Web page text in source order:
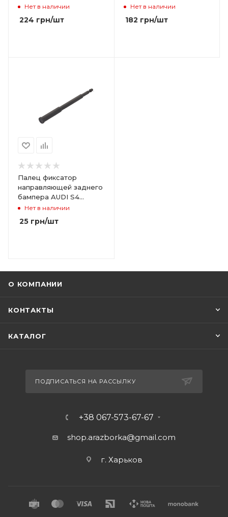
Нет в наличии
224 грн/шт
A4/A5 S4/S5
8W0907739
Нет в наличии
182 грн/шт
Палец фиксатор
направляющей заднего
бампера AUDI S4
WHT007374
Нет в наличии
25 грн/шт
О КОМПАНИИ
КОНТАКТЫ
КАТАЛОГ
ПОДПИСАТЬСЯ НА РАССЫЛКУ
+38 067-573-67-67
shop.arazborka@gmail.com
г. Харьков